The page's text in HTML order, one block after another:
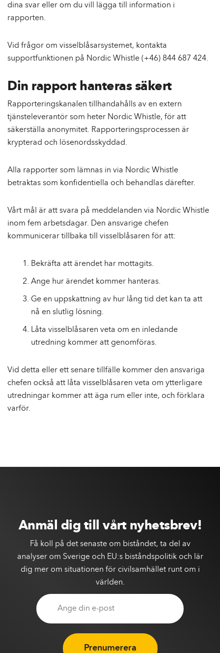
dina svar eller om du vill lägga till information i
rapporten.
Vid frågor om visselblåsarsystemet, kontakta
supportfunktionen på Nordic Whistle (+46) 844 687 424.
Din rapport hanteras säkert
Rapporteringskanalen tillhandahålls av en extern
tjänsteleverantör som heter Nordic Whistle, för att
säkerställa anonymitet. Rapporteringsprocessen är
krypterad och lösenordsskyddad.
Alla rapporter som lämnas in via Nordic Whistle
betraktas som konfidentiella och behandlas därefter.
Vårt mål är att svara på meddelanden via Nordic Whistle
inom fem arbetsdagar. Den ansvarige chefen
kommunicerar tillbaka till visselblåsaren för att:
Bekräfta att ärendet har mottagits.
Ange hur ärendet kommer hanteras.
Ge en uppskattning av hur lång tid det kan ta att
nå en slutlig lösning.
Låta visselblåsaren veta om en inledande
utredning kommer att genomföras.
Vid detta eller ett senare tillfälle kommer den ansvariga
chefen också att låta visselblåsaren veta om ytterligare
utredningar kommer att äga rum eller inte, och förklara
varför.
Anmäl dig till vårt nyhetsbrev!
Få koll på det senaste om biståndet, ta del av
analyser om Sverige och EU:s biståndspolitik och lär
dig mer om situationen för civilsamhället runt om i
världen.
Prenumerera